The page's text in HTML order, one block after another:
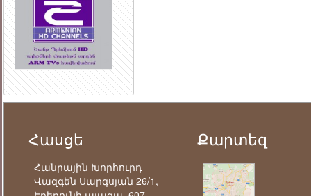
Հասցե
Հանրային Խորհուրդ
Վազգեն Սարգսյան 26/1,
Քարտեզ